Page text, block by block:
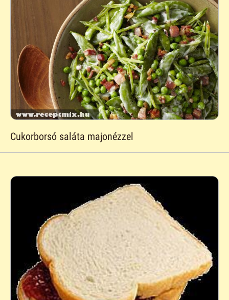
Cukorborsó saláta majonézzel